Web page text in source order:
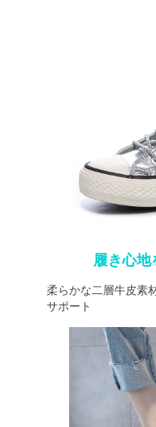
履き心地
柔らかな二層牛皮素
サポート